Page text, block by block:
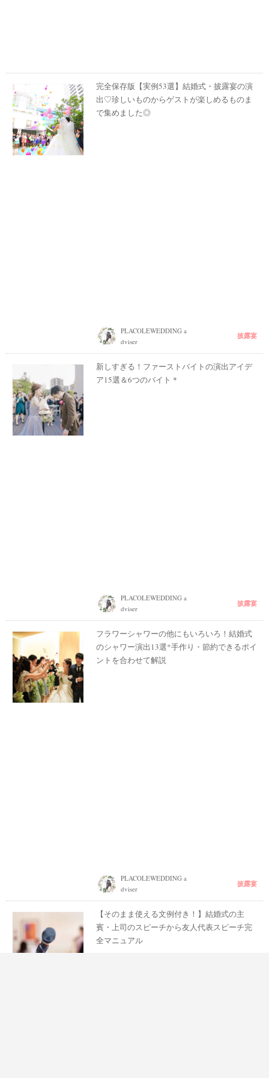
完全保存版【実例53選】結婚式・披露宴の演
出♡珍しいものからゲストが楽しめるものま
で集めました◎
PLACOLEWEDDING a
dviser
披露宴
新しすぎる！ファーストバイトの演出アイデ
ア15選＆6つのバイト＊
PLACOLEWEDDING a
dviser
披露宴
フラワーシャワーの他にもいろいろ！結婚式
のシャワー演出13選*手作り・節約できるポイ
ントを合わせて解説
PLACOLEWEDDING a
dviser
披露宴
【そのまま使える文例付き！】結婚式の主
賓・上司のスピーチから友人代表スピーチ完
全マニュアル